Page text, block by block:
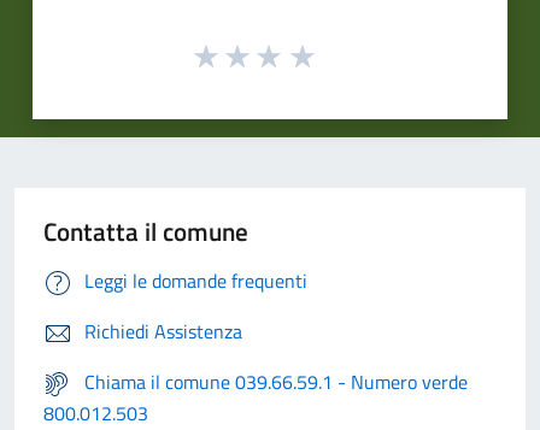
Contatta il comune
Leggi le domande frequenti
Richiedi Assistenza
Chiama il comune 039.66.59.1 - Numero verde
800.012.503